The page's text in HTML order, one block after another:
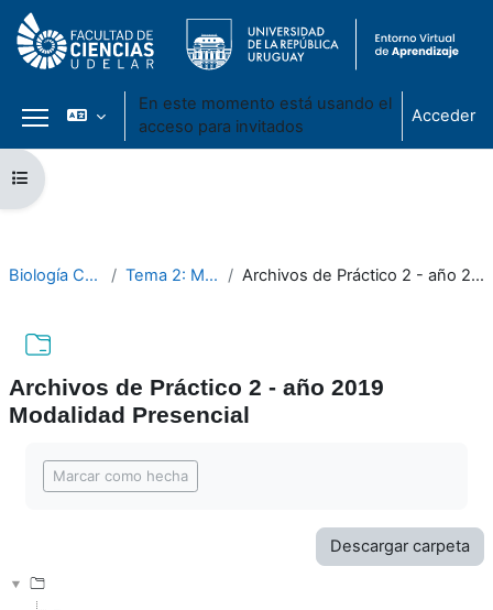
Salta al contenido principal
Panel lateral
En este momento está usando el
acceso para invitados
Acceder
Abrir índice del curso
Biología Celular 2021 Tema 2: Microscopía II Archivos de Práctico 2 - año 2019 Modalidad Presencial
Archivos de Práctico 2 - año 2019
Modalidad Presencial
Marcar como hecha
Descargar carpeta